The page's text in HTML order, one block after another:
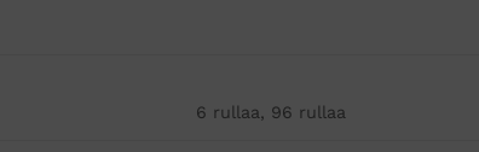
6 rullaa, 96 rullaa